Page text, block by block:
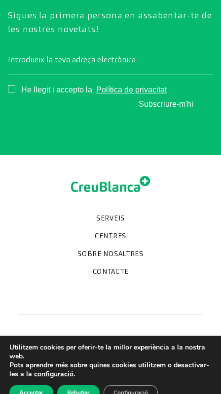
Sigues la primera persona en assabentar-te de
les nostres novetats!
Introdueix la teva adreça electrònica
Consentimiento
He llegit i accepto la
Política de privacitat
Subscriure-m'hi
SERVEIS
Especialitats
Proves diagnòstiques
Revisions mèdiques
Unitats especialitzades
CENTRES
Clínica CreuBlanca
CreuBlanca Tarradellas
Diagnosis Médica
Hospital CreuBlanca Maresme
SOBRE NOSALTRES
Qui som
Treballa amb nosaltres
Blog
CreuBlanca Empreses
Preguntes freqüents
CONTACTE
Termes de servei
Avis legal
Utilitzem cookies per oferir-te la millor experiència a la nostra
web.
Pots aprendre més sobre quines cookies utilitzem o desactivar-
les a la configuració.